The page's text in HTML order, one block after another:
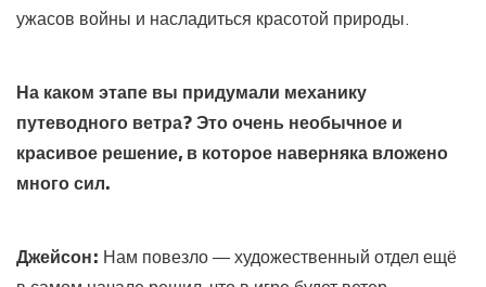
ужасов войны и насладиться красотой природы.
На каком этапе вы придумали механику
путеводного ветра? Это очень необычное и
красивое решение, в которое наверняка вложено
много сил.
Джейсон: Нам повезло — художественный отдел ещё